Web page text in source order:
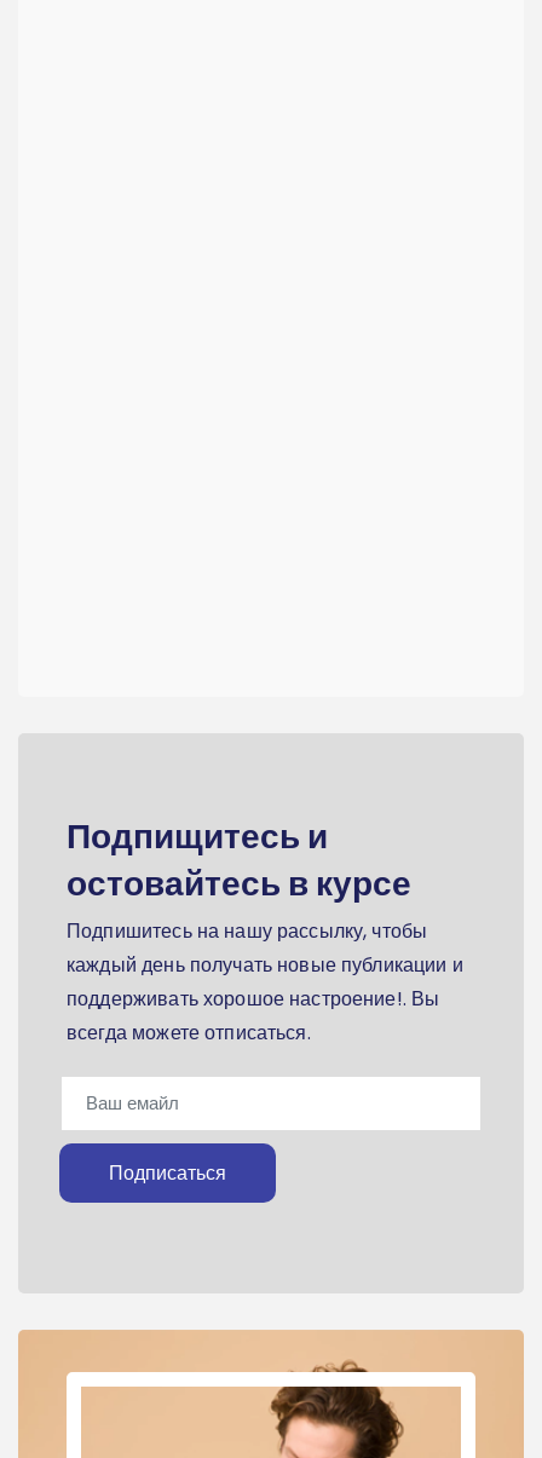
Подпищитесь и
остовайтесь в курсе
Подпишитесь на нашу рассылку, чтобы
каждый день получать новые публикации и
поддерживать хорошое настроение!. Вы
всегда можете отписаться.
Подписаться